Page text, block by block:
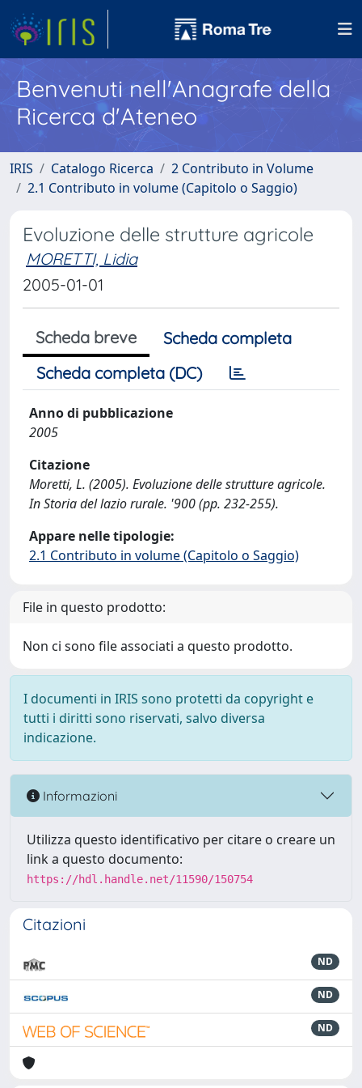
Benvenuti nell'Anagrafe della
Ricerca d'Ateneo
IRIS Catalogo Ricerca
2 Contributo in Volume
2.1 Contributo in volume (Capitolo o Saggio)
Evoluzione delle strutture agricole
MORETTI, Lidia
2005-01-01
Scheda breve
Scheda completa
Scheda completa (DC)
Anno di pubblicazione
2005
Citazione
Moretti, L. (2005). Evoluzione delle strutture agricole.
In Storia del lazio rurale. '900 (pp. 232-255).
Appare nelle tipologie:
2.1 Contributo in volume (Capitolo o Saggio)
File in questo prodotto:
Non ci sono file associati a questo prodotto.
I documenti in IRIS sono protetti da copyright e
tutti i diritti sono riservati, salvo diversa
indicazione.
Informazioni
Utilizza questo identificativo per citare o creare un
link a questo documento:
https://hdl.handle.net/11590/150754
Citazioni
ND
ND
ND